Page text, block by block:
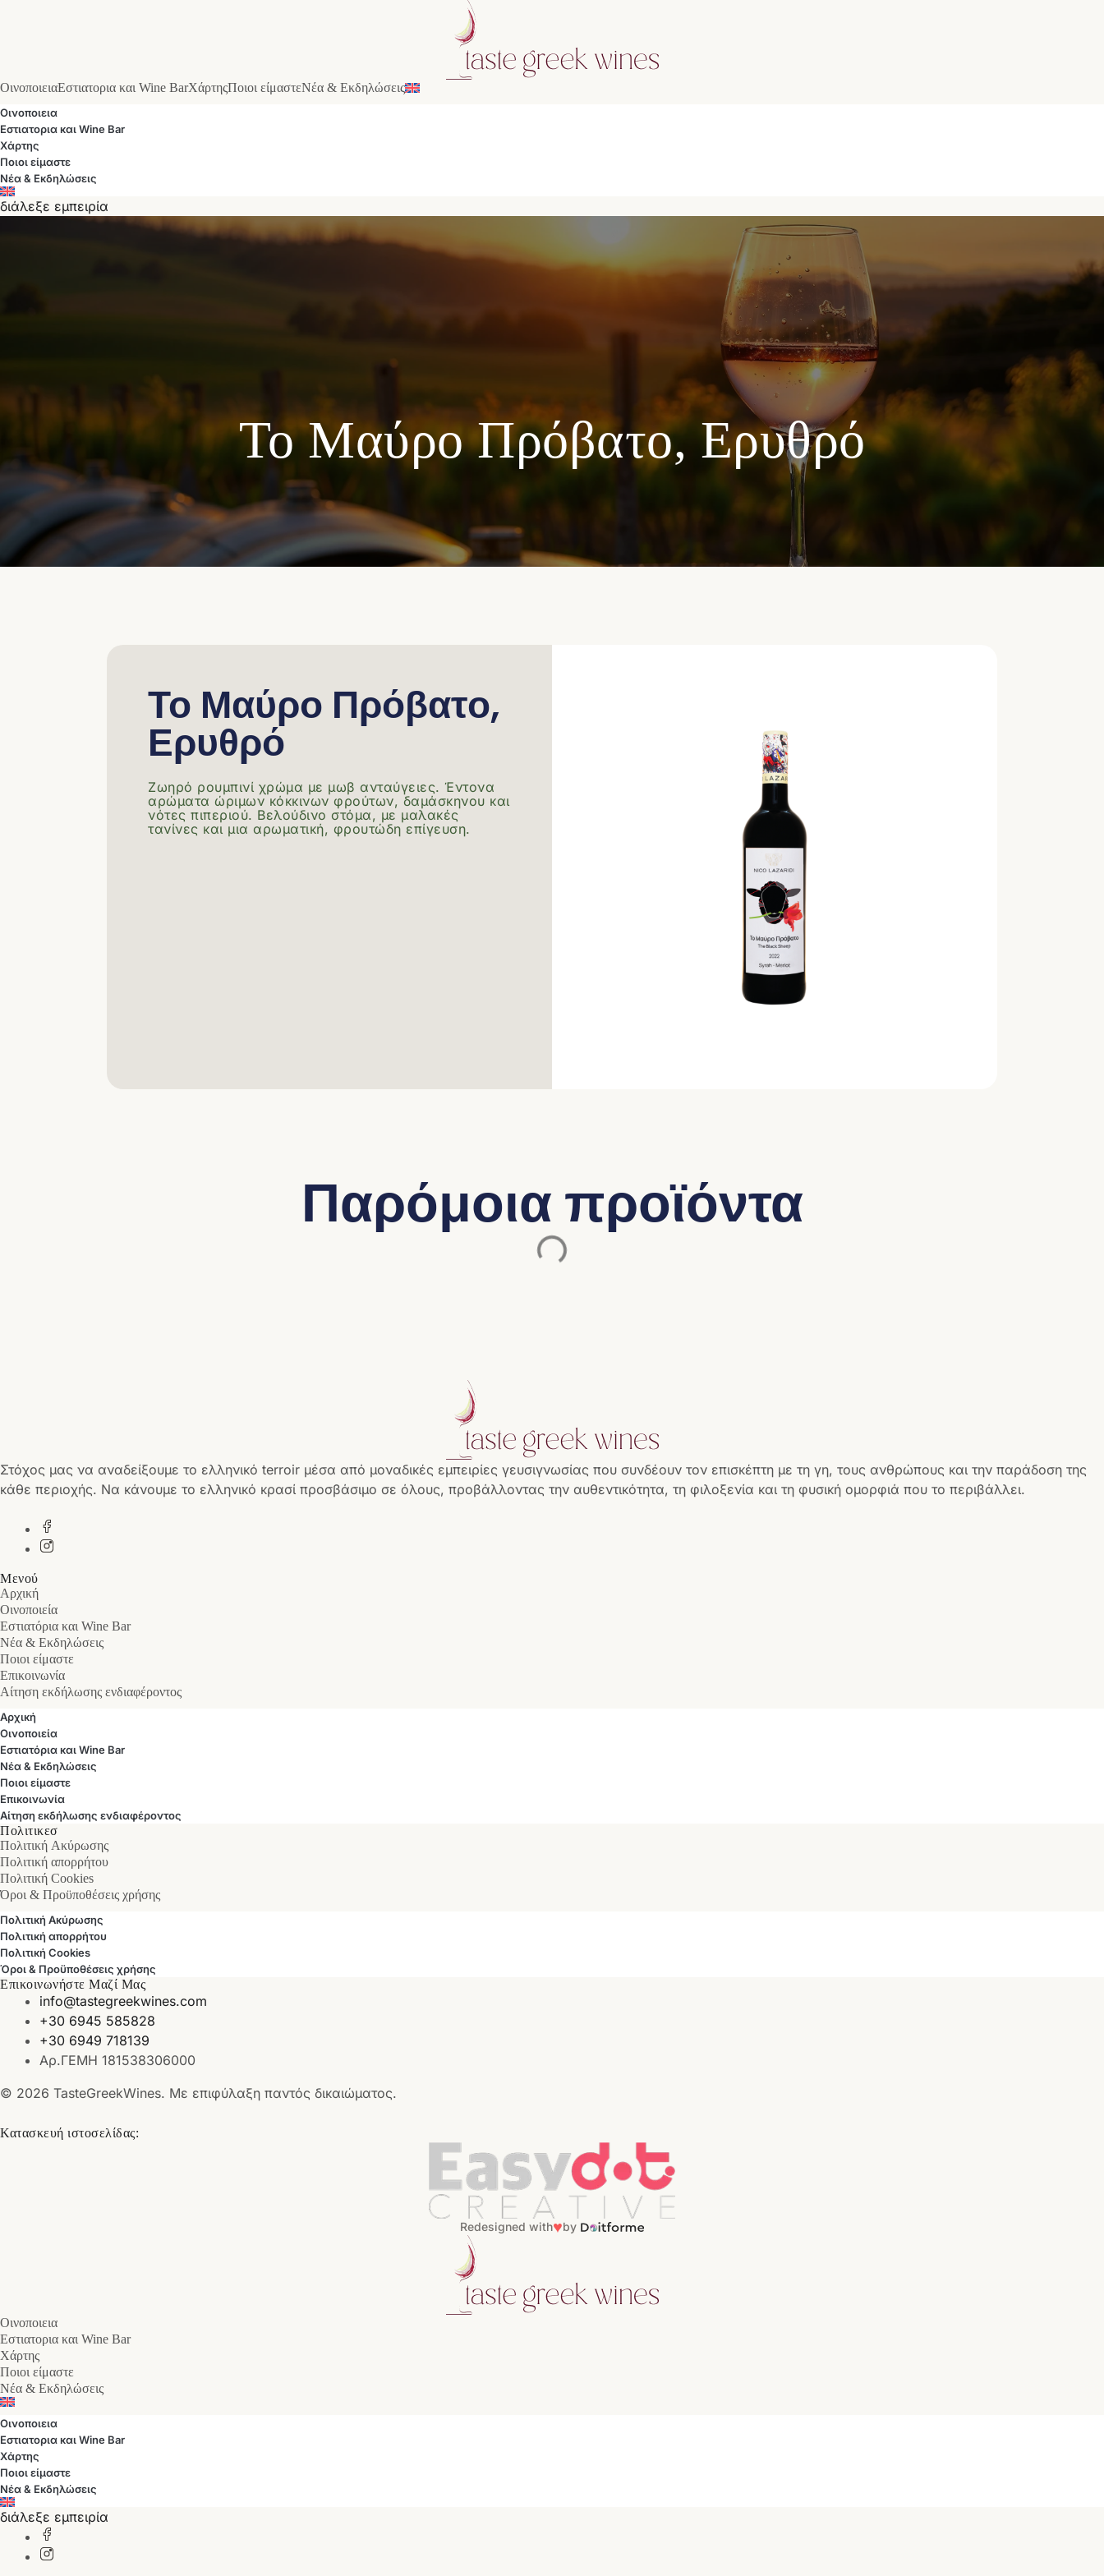
ΟινοποιειαΕστιατορια και Wine BarΧάρτηςΠοιοι είμαστεΝέα & Εκδηλώσεις
Οινοποιεια
Εστιατορια και Wine Bar
Χάρτης
Ποιοι είμαστε
Νέα & Εκδηλώσεις
διάλεξε εμπειρία
Το Μαύρο Πρόβατο, Ερυθρό
Το Μαύρο Πρόβατο,
Ερυθρό
Ζωηρό ρουμπινί χρώμα με μωβ ανταύγειες. Έντονα
αρώματα ώριμων κόκκινων φρούτων, δαμάσκηνου και
νότες πιπεριού. Βελούδινο στόμα, με μαλακές
τανίνες και μια αρωματική, φρουτώδη επίγευση.
Παρόμοια προϊόντα
Στόχος μας να αναδείξουμε το ελληνικό terroir μέσα από μοναδικές εμπειρίες γευσιγνωσίας που συνδέουν τον επισκέπτη με τη γη, τους ανθρώπους και την παράδοση της
κάθε περιοχής. Να κάνουμε το ελληνικό κρασί προσβάσιμο σε όλους, προβάλλοντας την αυθεντικότητα, τη φιλοξενία και τη φυσική ομορφιά που το περιβάλλει.
Μενού
Αρχική
Οινοποιεία
Εστιατόρια και Wine Bar
Νέα & Εκδηλώσεις
Ποιοι είμαστε
Επικοινωνία
Αίτηση εκδήλωσης ενδιαφέροντος
Αρχική
Οινοποιεία
Εστιατόρια και Wine Bar
Νέα & Εκδηλώσεις
Ποιοι είμαστε
Επικοινωνία
Αίτηση εκδήλωσης ενδιαφέροντος
Πολιτικεσ
Πολιτική Ακύρωσης
Πολιτική απορρήτου
Πολιτική Cookies
Όροι & Προϋποθέσεις χρήσης
Πολιτική Ακύρωσης
Πολιτική απορρήτου
Πολιτική Cookies
Όροι & Προϋποθέσεις χρήσης
Επικοινωνήστε Μαζί Μας
info@tastegreekwines.com
+30 6945 585828
+30 6949 718139
Αρ.ΓΕΜΗ 181538306000
© 2026 TasteGreekWines. Με επιφύλαξη παντός δικαιώματος.
Κατασκευή ιστοσελίδας:
Redesigned with♥by
Οινοποιεια
Εστιατορια και Wine Bar
Χάρτης
Ποιοι είμαστε
Νέα & Εκδηλώσεις
Οινοποιεια
Εστιατορια και Wine Bar
Χάρτης
Ποιοι είμαστε
Νέα & Εκδηλώσεις
διάλεξε εμπειρία